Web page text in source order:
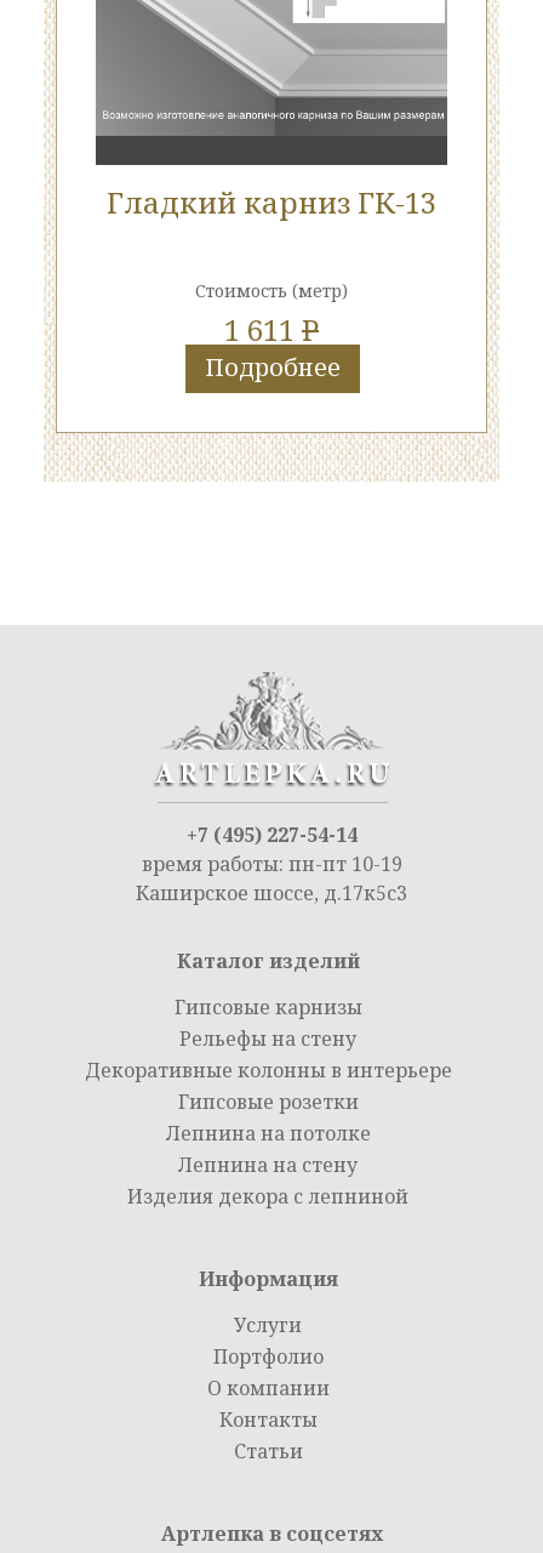
Гладкий карниз ГК-13
Стоимость (метр)
1 611 P
Подробнее
+7 (495) 227-54-14
время работы: пн-пт 10-19
Каширское шоссе, д.17к5с3
Каталог изделий
Гипсовые карнизы
Рельефы на стену
Декоративные колонны в интерьере
Гипсовые розетки
Лепнина на потолке
Лепнина на стену
Изделия декора с лепниной
Информация
Услуги
Портфолио
О компании
Контакты
Статьи
Артлепка в соцсетях